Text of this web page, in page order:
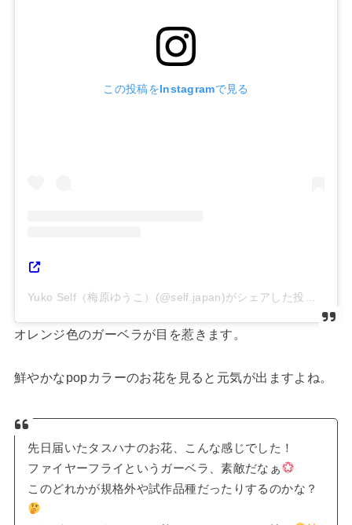
この投稿をInstagramで見る
オレンジ色のガーベラが目を惹きます。
鮮やかなpopカラーのお花を見ると元気が出ますよね。
先日届いたタスハナのお花、こんな感じでした！
ファイヤーフライというガーベラ、素敵だなぁ
このどれかが規格外や試作品種だったりするのかな？